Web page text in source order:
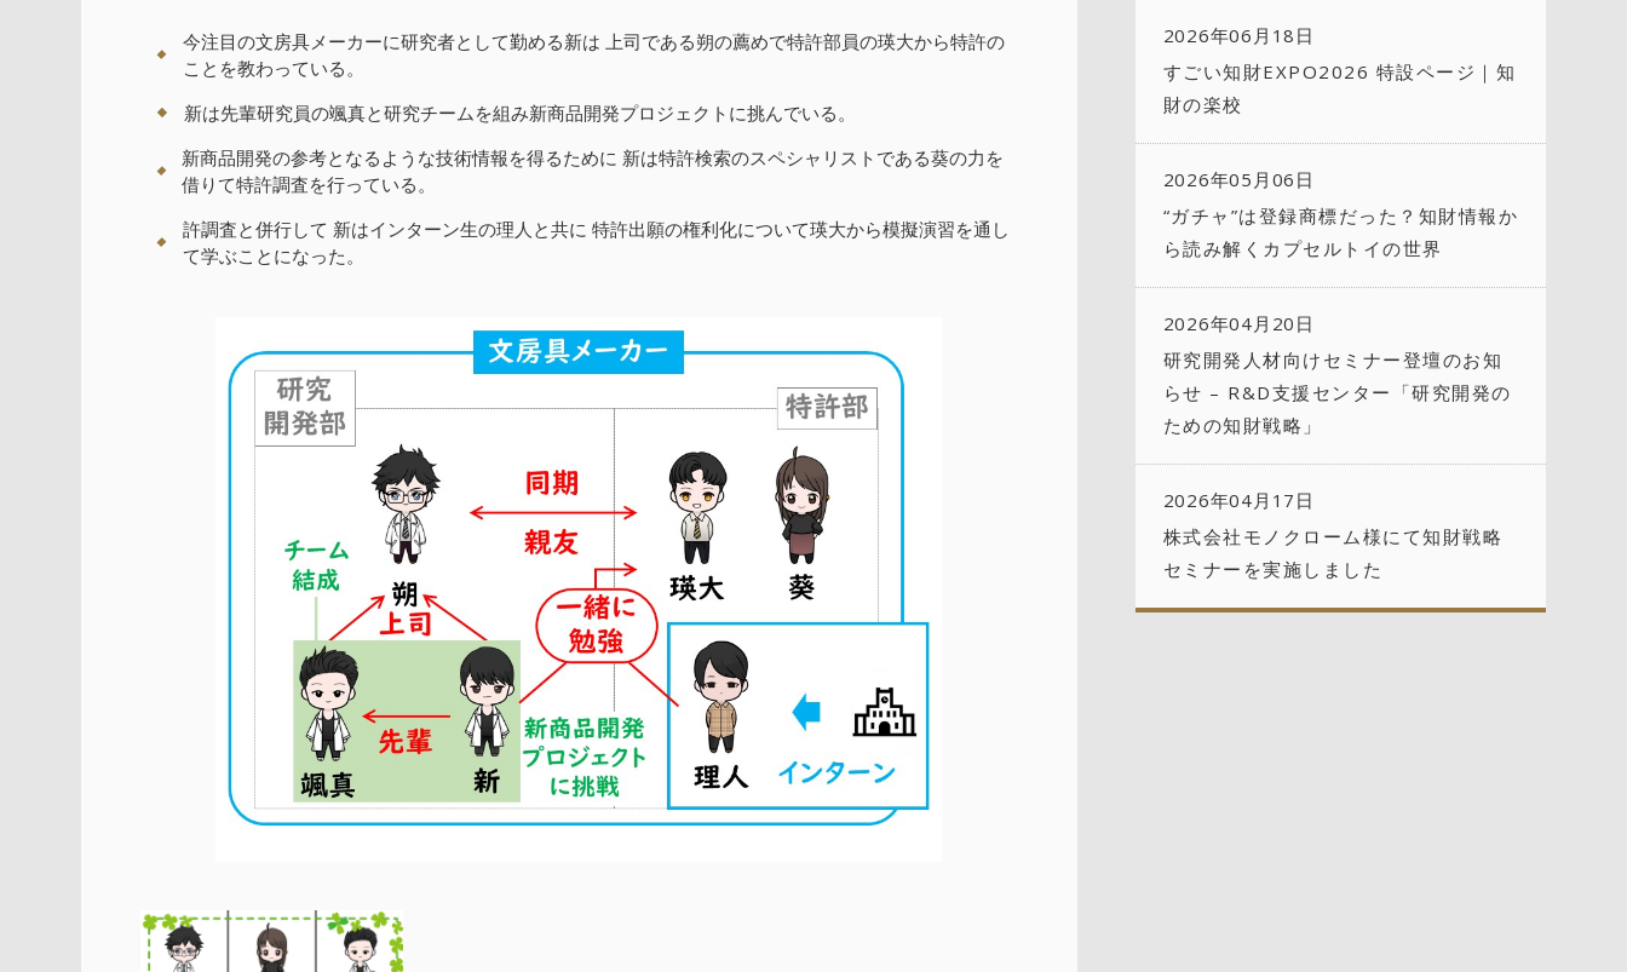
今注目の文房具メーカーに研究者として勤める新は 上司である朔の薦めで特許部員の瑛大から特許の
ことを教わっている。
新は先輩研究員の颯真と研究チームを組み新商品開発プロジェクトに挑んでいる。
新商品開発の参考となるような技術情報を得るために 新は特許検索のスペシャリストである葵の力を
借りて特許調査を行っている。
許調査と併行して 新はインターン生の理人と共に 特許出願の権利化について瑛大から模擬演習を通し
て学ぶことになった。
2026年06月18日
すごい知財EXPO2026 特設ページ｜知
財の楽校
2026年05月06日
“ガチャ”は登録商標だった？知財情報か
ら読み解くカプセルトイの世界
2026年04月20日
研究開発人材向けセミナー登壇のお知
らせ – R&D支援センター「研究開発の
ための知財戦略」
2026年04月17日
株式会社モノクローム様にて知財戦略
セミナーを実施しました